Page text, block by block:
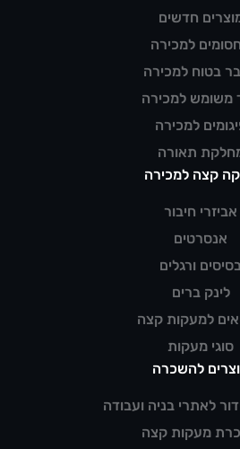
חדשים
למכירה
בטוח למכירה
משומש למכירה
למכירה
תאורה
קצה למכירה
אביזרי חיבור
אנסרטים
ורגלים
לינק ברים
למעקות קצה
סוגי מעקות
להשכרה
לאתרי בניה ועבודה
מעקות קצה